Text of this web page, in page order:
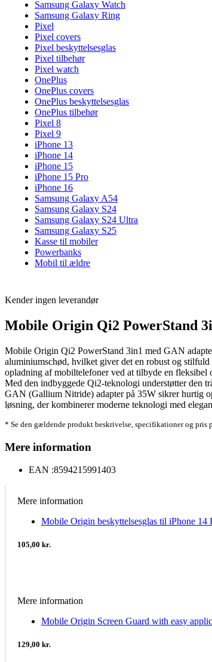
Samsung Galaxy Watch
Samsung Galaxy Ring
Pixel
Pixel covers
Pixel beskyttelsesglas
Pixel tilbehør
Pixel watch
OnePlus
OnePlus covers
OnePlus beskyttelsesglas
OnePlus tilbehør
Pixel 8
Pixel 9
iPhone 13
iPhone 14
iPhone 15
iPhone 15 Pro
iPhone 16
Samsung Galaxy A54
Samsung Galaxy S24
Samsung Galaxy S24 Ultra
Samsung Galaxy S25
Kasse til mobiler
Powerbanks
Mobil til ældre
Kender ingen leverandør
Mobile Origin Qi2 PowerStand
Mobile Origin Qi2 PowerStand 3in1 med GAN
aluminiumschød, hvilket giver det en robust og
opladning af mobiltelefoner ved at tilbyde en
Med den indbyggede Qi2-teknologi understøtter den
GAN (Gallium Nitride) adapter på 35W sikrer hurtig
løsning, der kombinerer moderne teknologi med
* Se den gældende produkt beskrivelse, specifikationer og pris
Mere information
EAN :8594215991403
Mere information
Mobile Origin beskyttelsesglas til iPhone 14
105,00 kr.
Mere information
Mobile Origin Screen Guard with easy
129,00 kr.